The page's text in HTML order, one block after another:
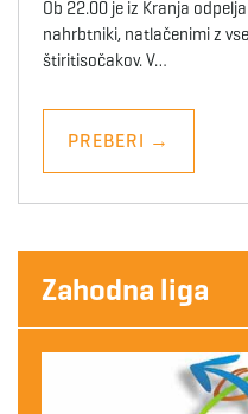
Ob 22.00 je iz Kranja
nahrbtniki, natlačenimi z
štiritisočakov. V…
PREBERI →
Zahodna liga